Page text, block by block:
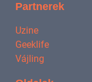
Partnerek
Uzine
Geeklife
Vájling